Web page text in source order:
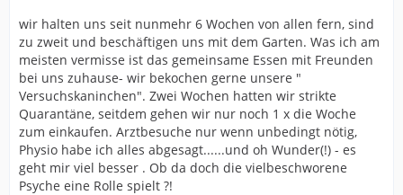
wir halten uns seit nunmehr 6 Wochen von allen fern, sind
zu zweit und beschäftigen uns mit dem Garten. Was ich am
meisten vermisse ist das gemeinsame Essen mit Freunden
bei uns zuhause- wir bekochen gerne unsere "
Versuchskaninchen". Zwei Wochen hatten wir strikte
Quarantäne, seitdem gehen wir nur noch 1 x die Woche
zum einkaufen. Arztbesuche nur wenn unbedingt nötig,
Physio habe ich alles abgesagt......und oh Wunder(!) - es
geht mir viel besser . Ob da doch die vielbeschworene
Psyche eine Rolle spielt ?!